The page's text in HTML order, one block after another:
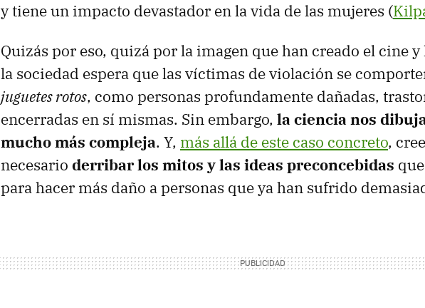
y tiene un impacto devastador en la vida de las mujeres (
Quizás por eso, quizá por la imagen que han creado el cine
la sociedad espera que las víctimas de violación se
juguetes rotos, como personas profundamente dañadas,
encerradas en sí mismas. Sin embargo, la ciencia nos
mucho más compleja. Y, más allá de este caso concreto,
necesario derribar los mitos y las ideas preconcebidas
para hacer más daño a personas que ya han sufrido